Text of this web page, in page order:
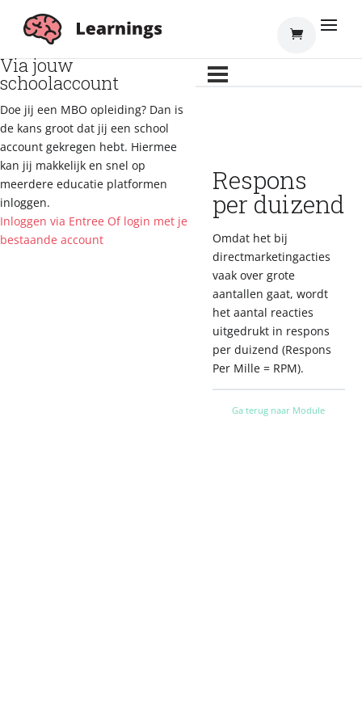
Inloggen
Via jouw
schoolaccount
Doe jij een MBO opleiding? Dan is
de kans groot dat jij een school
account gekregen hebt. Hiermee
kan jij makkelijk en snel op
meerdere educatie platformen
inloggen.
Inloggen via Entree Of login met je
bestaande account
Respons
per duizend
Omdat het bij
directmarketingacties
vaak over grote
aantallen gaat, wordt
het aantal reacties
uitgedrukt in respons
per duizend (Respons
Per Mille = RPM).
Ga terug naar Module